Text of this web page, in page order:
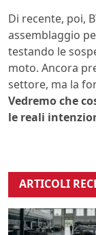
Di recente, poi,
assemblaggio
testando le
moto. Ancora
settore, ma la
Vedremo che
le reali
ARTICOLI